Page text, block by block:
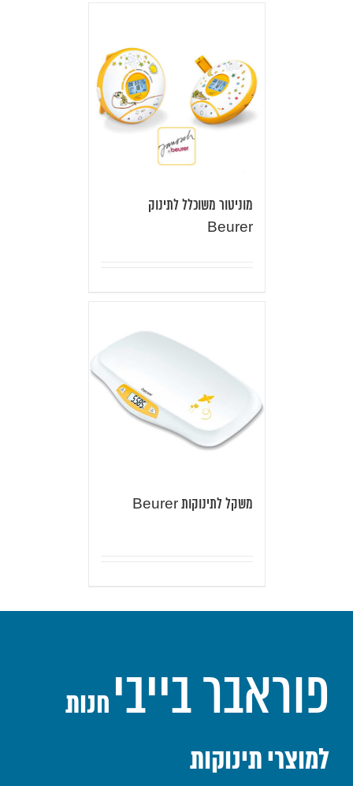
מוניטור משוכלל לתינוק
Beurer
משקל לתינוקות Beurer
פוראבר בייבי חנות
למוצרי תינוקות